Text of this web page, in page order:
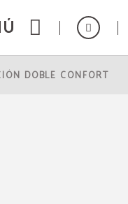
DOBLE CONFORT